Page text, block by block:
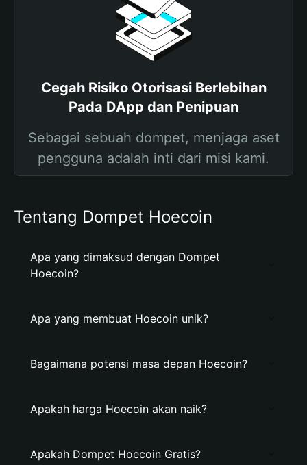
Cegah Risiko Otorisasi Berlebihan
Pada DApp dan Penipuan
Sebagai sebuah dompet, menjaga aset
pengguna adalah inti dari misi kami.
Tentang Dompet Hoecoin
Apa yang dimaksud dengan Dompet
Hoecoin?
Apa yang membuat Hoecoin unik?
Bagaimana potensi masa depan Hoecoin?
Apakah harga Hoecoin akan naik?
Apakah Dompet Hoecoin Gratis?